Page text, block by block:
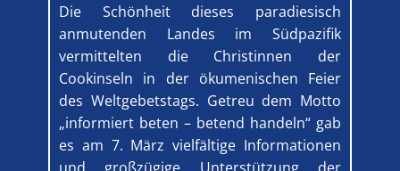
Die Schönheit dieses paradiesisch
anmutenden Landes im Südpazifik
vermittelten die Christinnen der
Cookinseln in der ökumenischen Feier
des Weltgebetstags. Getreu dem Motto
„informiert beten – betend handeln“ gab
es am 7. März vielfältige Informationen